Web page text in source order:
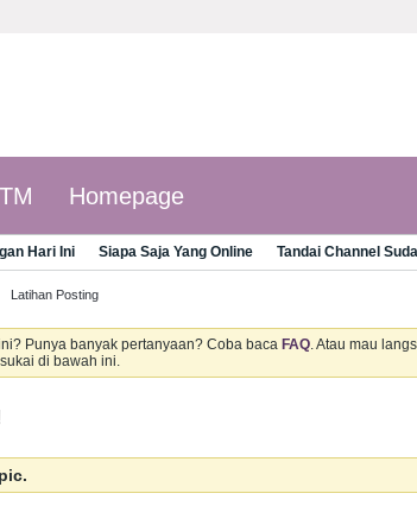
Homepage
Hari Ini Siapa Saja Yang Online Tandai Channel
Latihan Posting
Punya banyak pertanyaan? Coba baca FAQ. Atau mau
di bawah ini.